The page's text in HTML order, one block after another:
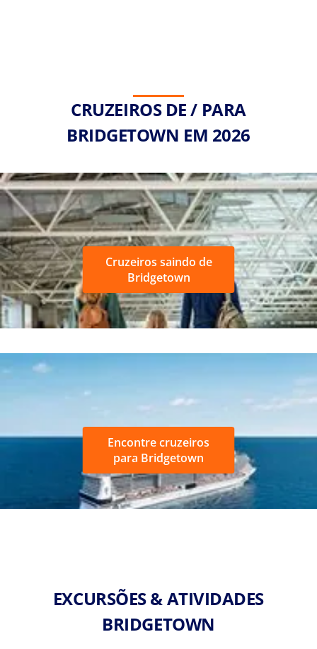
CRUZEIROS DE / PARA
BRIDGETOWN EM 2026
Cruzeiros saindo de
Bridgetown
Encontre cruzeiros
para Bridgetown
EXCURSÕES & ATIVIDADES
BRIDGETOWN